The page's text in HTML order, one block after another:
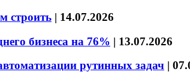
строить | 14.07.2026
бизнеса на 76% | 13.07.2026
рутинных задач |